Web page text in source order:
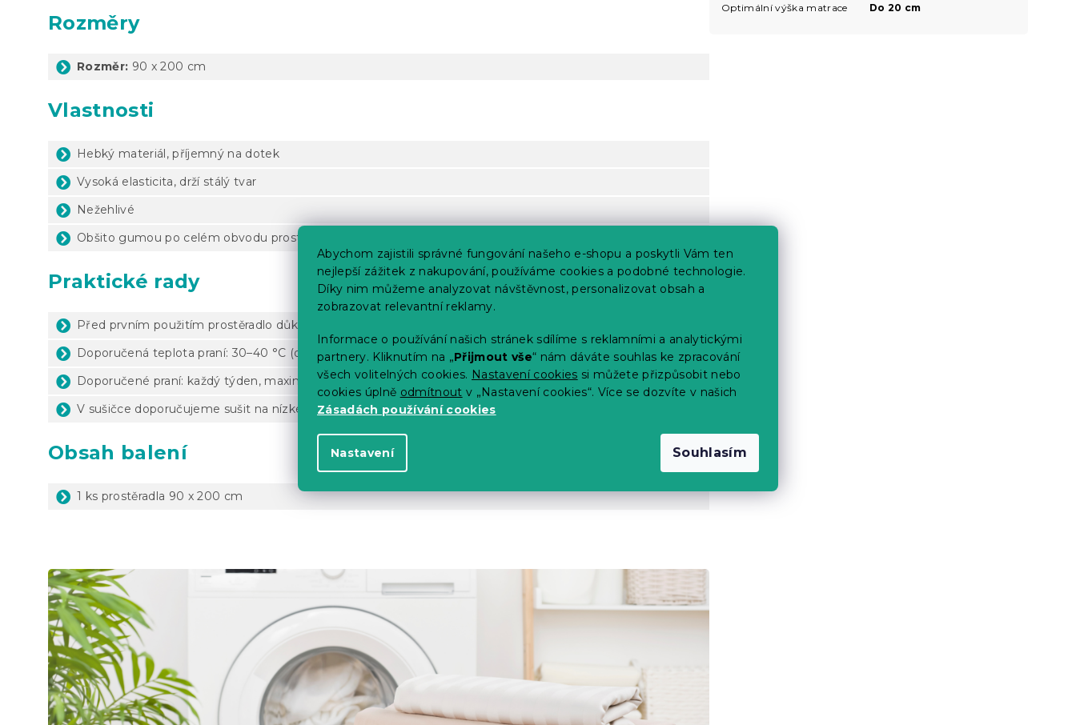
Abychom zajistili správné fungování našeho e-shopu a poskytli Vám ten
nejlepší zážitek z nakupování, používáme cookies a podobné technologie.
Díky nim můžeme analyzovat návštěvnost, personalizovat obsah a
zobrazovat relevantní reklamy.
Informace o používání našich stránek sdílíme s reklamními a analytickými
partnery. Kliknutím na „Přijmout vše“ nám dáváte souhlas ke zpracování
všech volitelných cookies. Nastavení cookies si můžete přizpůsobit nebo
cookies úplně odmítnout v „Nastavení cookies“. Více se dozvíte v našich
Zásadách používání cookies
Nastavení Souhlasím
Rozměry
Rozměr: 90 x 200 cm
Vlastnosti
Hebký materiál, příjemný na dotek
Vysoká elasticita, drží stálý tvar
Nežehlivé
Obšito gumou po celém obvodu prostěradla
Praktické rady
Před prvním použitím prostěradlo důkladně vyperte
Doporučená teplota praní: 30–40 °C (dle štítku výrobce)
Doporučené praní: každý týden, maximálně 1x za 14 dní
V sušičce doporučujeme sušit na nízké teploty
Obsah balení
1 ks prostěradla 90 x 200 cm
Optimální výška matrace
Do 20 cm